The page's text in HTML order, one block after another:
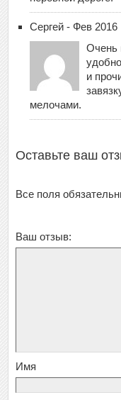
Сергей - Фев 2016
Очень
и
мелочами.
Оставьте ваш
Все поля
Ваш отзыв:
Имя